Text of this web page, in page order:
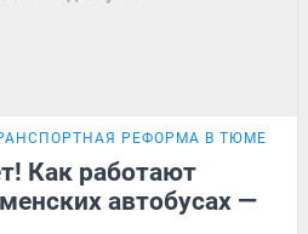
РЕФОРМА В ТЮМЕНИ
Как работают
автобусах —